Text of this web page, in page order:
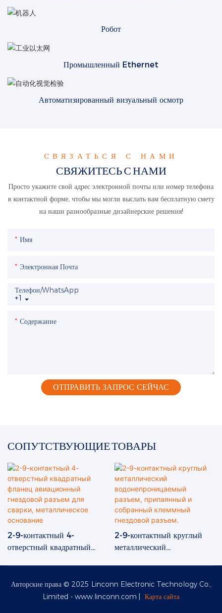
Робот
Промышленный Ethernet
Автоматизированный визуальный осмотр
СВЯЗАТЬСЯ С НАМИ
СВЯЖИТЕСЬ С НАМИ
Просто укажите свой адрес электронной почты или номер телефона
в контактной форме, чтобы мы могли выслать вам бесплатную смету
на наши разнообразные дизайнерские решения!
Имя
Электронная Почта
+1
Телефон/WhatsApp
Содержание
ОТПРАВИТЬ ЗАПРОС СЕЙЧАС
СОПУТСТВУЮЩИЕ ТОВАРЫ
2-9-контактный 4-
отверстный квадратный
сварки, металлическое
2-9-контактный круглый
металлический
клеммный гнездовой разъем.
Авторские права © 2025 Linconn Electronic Technology Co.,
Limited - www.linconn.com Карта сайта